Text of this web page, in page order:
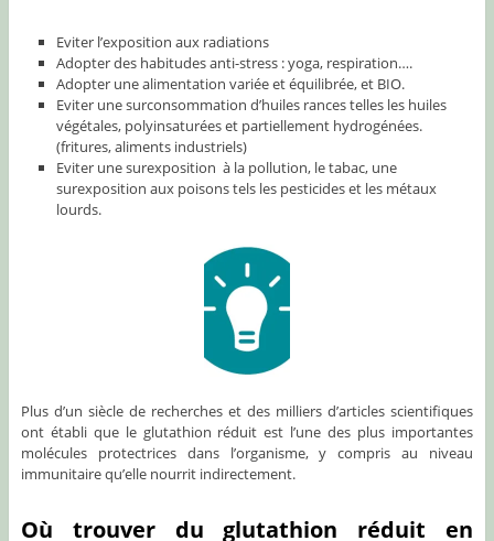
Eviter l’exposition aux radiations
Adopter des habitudes anti-stress : yoga, respiration….
Adopter une alimentation variée et équilibrée, et BIO.
Eviter une surconsommation d’huiles rances telles les huiles
végétales, polyinsaturées et partiellement hydrogénées.
(fritures, aliments industriels)
Eviter une surexposition à la pollution, le tabac, une
surexposition aux poisons tels les pesticides et les métaux
lourds.
Plus d’un siècle de recherches et des milliers d’articles scientifiques
ont établi que le glutathion réduit est l’une des plus importantes
molécules protectrices dans l’organisme, y compris au niveau
immunitaire qu’elle nourrit indirectement.
Où trouver du glutathion réduit en